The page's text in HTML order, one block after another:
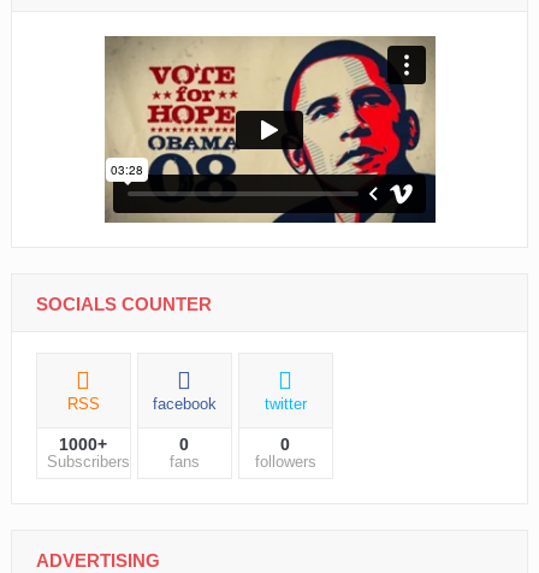
SOCIALS COUNTER
RSS
1000+
Subscribers
facebook
0
fans
twitter
0
followers
ADVERTISING